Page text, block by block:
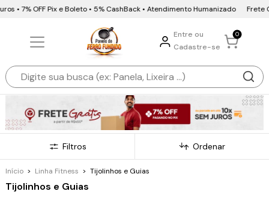
7% OFF Pix e Boleto • 5% CashBack • Atendimento Humanizado Frete
Entre ou
Cadastre-se
0
Filtros Ordenar
Início > Linha Fitness > Tijolinhos e Guias
Tijolinhos e Guias